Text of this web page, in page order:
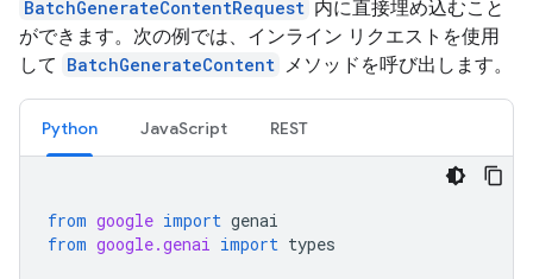
BatchGenerateContentRequest 内に直接埋め込むこと
ができます。次の例では、インライン リクエストを使用
して BatchGenerateContent メソッドを呼び出します。
Python JavaScript REST
from google import genai
from google.genai import types